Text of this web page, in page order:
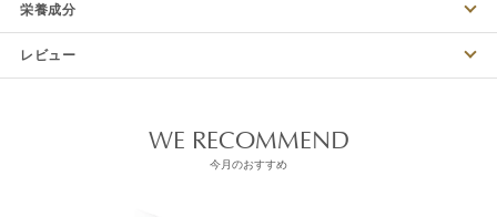
栄養成分
レビュー
WE RECOMMEND
今月のおすすめ